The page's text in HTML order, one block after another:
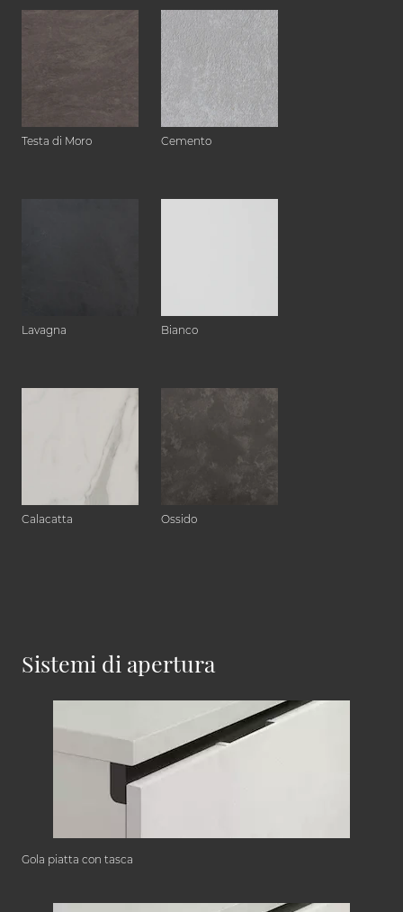
Testa di Moro Cemento
Lavagna Bianco
Calacatta Ossido
Sistemi di apertura
Gola piatta con tasca